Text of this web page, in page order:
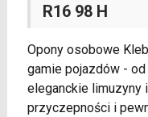
R16 98 H
Opony osobowe
gamie pojazdów -
eleganckie limuzyny
przyczepności i